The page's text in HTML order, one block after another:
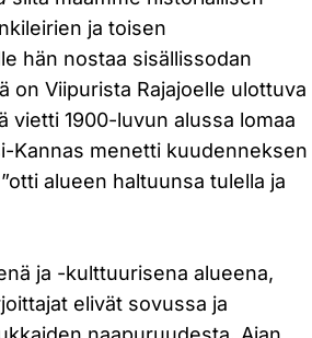
ja toisen
hän nostaa sisällissodan
Viipurista Rajajoelle ulottuva
vietti 1900-luvun alussa lomaa
Kannas menetti kuudenneksen
alueen haltuunsa tulella ja
ja -kulttuurisena alueena,
elivät sovussa ja